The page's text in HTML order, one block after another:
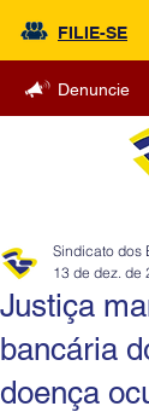
FILIE-SE
Denuncie
Justiça
bancária
doença
Sindicato dos
13 de dez. de